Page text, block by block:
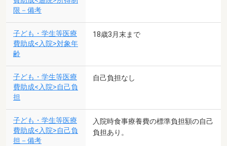
限－備考
子ども・学生等医療
費助成<入院>対象年
齢
18歳3月末まで
子ども・学生等医療
費助成<入院>自己負
担
自己負担なし
子ども・学生等医療
費助成<入院>自己負
担－備考
入院時食事療養費の標準負担額の自己
負担あり。